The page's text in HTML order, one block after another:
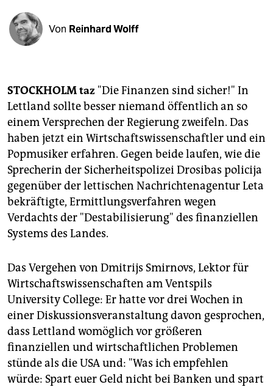
fragen & hilfe
unterstützen
genossenschaft
epaper login
Von Reinhard Wolff
STOCKHOLMtaz "Die Finanzen sind sicher!" In
Lettland sollte besser niemand öffentlich an so
einem Versprechen der Regierung zweifeln. Das
haben jetzt ein Wirtschaftswissenschaftler und ein
Popmusiker erfahren. Gegen beide laufen, wie die
Sprecherin der Sicherheitspolizei Drosibas policija
gegenüber der lettischen Nachrichtenagentur Leta
bekräftigte, Ermittlungsverfahren wegen
Verdachts der "Destabilisierung" des finanziellen
Systems des Landes.
Das Vergehen von Dmitrijs Smirnovs, Lektor für
Wirtschaftswissenschaften am Ventspils
University College: Er hatte vor drei Wochen in
einer Diskussionsveranstaltung davon gesprochen,
dass Lettland womöglich vor größeren
finanziellen und wirtschaftlichen Problemen
stünde als die USA und: "Was ich empfehlen
würde: Spart euer Geld nicht bei Banken und spart